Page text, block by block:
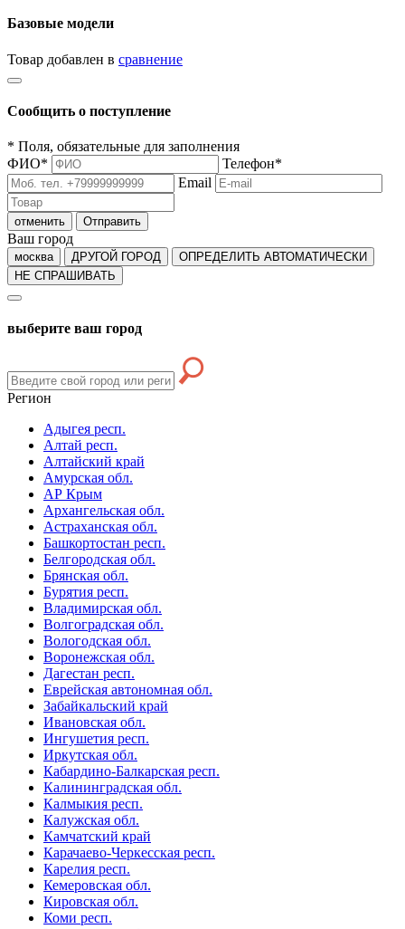
Базовые модели
Товар добавлен в сравнение
Сообщить о поступление
* Поля, обязательные для заполнения
ФИО* Телефон*
Email
отменить Отправить
Ваш город
москва ДРУГОЙ ГОРОД
ОПРЕДЕЛИТЬ АВТОМАТИЧЕСКИ
НЕ СПРАШИВАТЬ
выберите ваш город
Регион
Адыгея респ.
Алтай респ.
Алтайский край
Амурская обл.
АР Крым
Архангельская обл.
Астраханская обл.
Башкортостан респ.
Белгородская обл.
Брянская обл.
Бурятия респ.
Владимирская обл.
Волгоградская обл.
Вологодская обл.
Воронежская обл.
Дагестан респ.
Еврейская автономная обл.
Забайкальский край
Ивановская обл.
Ингушетия респ.
Иркутская обл.
Кабардино-Балкарская респ.
Калининградская обл.
Калмыкия респ.
Калужская обл.
Камчатский край
Карачаево-Черкесская респ.
Карелия респ.
Кемеровская обл.
Кировская обл.
Коми респ.